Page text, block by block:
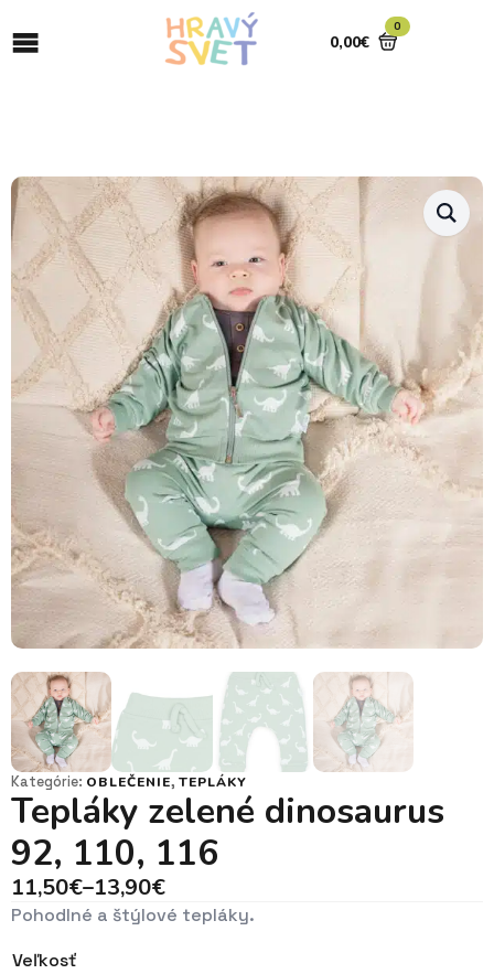
0,00€
0
Kategórie: OBLEČENIE, TEPLÁKY
Tepláky zelené dinosaurus
92, 110, 116
11,50€–13,90€
Price
range:
11,50€
Pohodlné a štýlové tepláky.
Veľkosť